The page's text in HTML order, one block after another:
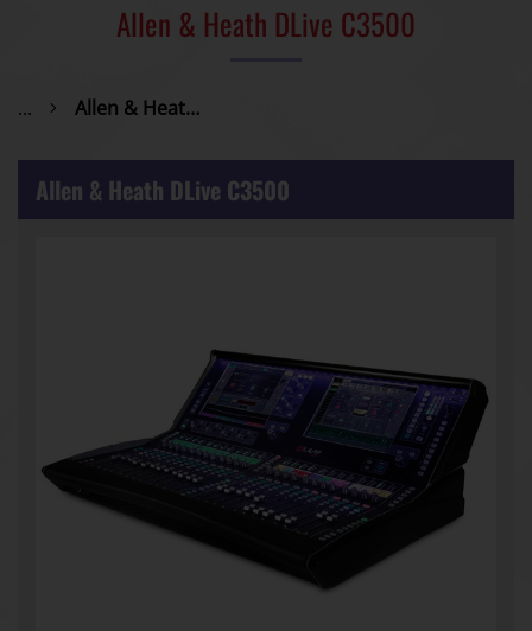
Avis client
Allen & Heath DLive C3500
... Allen & Heath DLive C3500
Allen & Heath DLive C3500